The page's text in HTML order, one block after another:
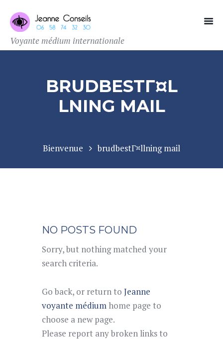
Voyante médium internationale
BRUDBESTГ¤L
LNING MAIL
Bienvenue brudbestГ¤llning mail
NO POSTS FOUND
Sorry, but nothing matched your
search criteria.
Go back, or return to Jeanne
voyante médium home page to
choose a new page.
Please report any broken links to